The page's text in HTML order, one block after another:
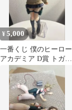
¥5,000
一番くじ 僕のヒーロー
アカデミア D賞 トガヒ
ミコ MASTERLISE